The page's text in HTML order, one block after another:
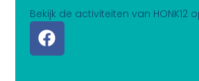
Bekijk de activiteiten van HONK12